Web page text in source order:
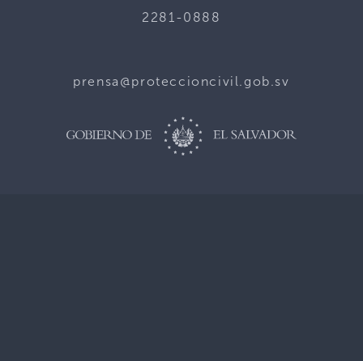
2281-0888
prensa@proteccioncivil.gob.sv